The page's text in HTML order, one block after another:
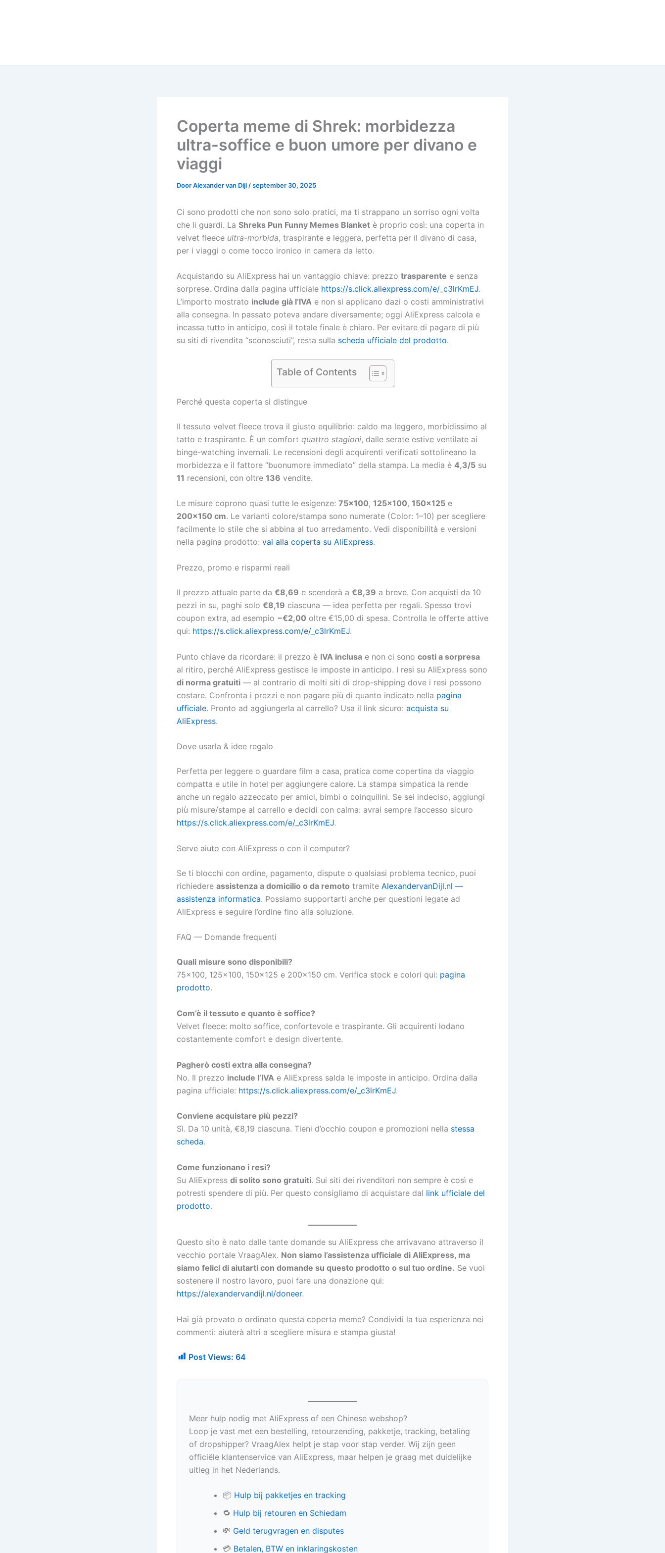
Coperta meme di Shrek: morbidezza
ultra-soffice e buon umore per divano e
viaggi
DoorAlexander van Dijl /september 30, 2025
Ci sono prodotti che non sono solo pratici, ma ti strappano un sorriso ogni volta
che li guardi. La Shreks Pun Funny Memes Blanket è proprio così: una coperta in
velvet fleece ultra-morbida, traspirante e leggera, perfetta per il divano di casa,
per i viaggi o come tocco ironico in camera da letto.
Acquistando su AliExpress hai un vantaggio chiave: prezzo trasparente e senza
sorprese. Ordina dalla pagina ufficiale https://s.click.aliexpress.com/e/_c3lrKmEJ.
L’importo mostrato include già l’IVA e non si applicano dazi o costi amministrativi
alla consegna. In passato poteva andare diversamente; oggi AliExpress calcola e
incassa tutto in anticipo, così il totale finale è chiaro. Per evitare di pagare di più
su siti di rivendita “sconosciuti”, resta sulla scheda ufficiale del prodotto.
Table of Contents
Perché questa coperta si distingue
Il tessuto velvet fleece trova il giusto equilibrio: caldo ma leggero, morbidissimo al
tatto e traspirante. È un comfort quattro stagioni, dalle serate estive ventilate ai
binge-watching invernali. Le recensioni degli acquirenti verificati sottolineano la
morbidezza e il fattore “buonumore immediato” della stampa. La media è 4,3/5 su
11 recensioni, con oltre 136 vendite.
Le misure coprono quasi tutte le esigenze: 75×100, 125×100, 150×125 e
200×150 cm. Le varianti colore/stampa sono numerate (Color: 1–10) per scegliere
facilmente lo stile che si abbina al tuo arredamento. Vedi disponibilità e versioni
nella pagina prodotto: vai alla coperta su AliExpress.
Prezzo, promo e risparmi reali
Il prezzo attuale parte da €8,69 e scenderà a €8,39 a breve. Con acquisti da 10
pezzi in su, paghi solo €8,19 ciascuna — idea perfetta per regali. Spesso trovi
coupon extra, ad esempio −€2,00 oltre €15,00 di spesa. Controlla le offerte attive
qui: https://s.click.aliexpress.com/e/_c3lrKmEJ.
Punto chiave da ricordare: il prezzo è IVA inclusa e non ci sono costi a sorpresa
al ritiro, perché AliExpress gestisce le imposte in anticipo. I resi su AliExpress sono
di norma gratuiti — al contrario di molti siti di drop-shipping dove i resi possono
costare. Confronta i prezzi e non pagare più di quanto indicato nella pagina
ufficiale. Pronto ad aggiungerla al carrello? Usa il link sicuro: acquista su
AliExpress.
Dove usarla & idee regalo
Perfetta per leggere o guardare film a casa, pratica come copertina da viaggio
compatta e utile in hotel per aggiungere calore. La stampa simpatica la rende
anche un regalo azzeccato per amici, bimbi o coinquilini. Se sei indeciso, aggiungi
più misure/stampe al carrello e decidi con calma: avrai sempre l’accesso sicuro
https://s.click.aliexpress.com/e/_c3lrKmEJ.
Serve aiuto con AliExpress o con il computer?
Se ti blocchi con ordine, pagamento, dispute o qualsiasi problema tecnico, puoi
richiedere assistenza a domicilio o da remoto tramite AlexandervanDijl.nl —
assistenza informatica. Possiamo supportarti anche per questioni legate ad
AliExpress e seguire l’ordine fino alla soluzione.
FAQ — Domande frequenti
Quali misure sono disponibili?
75×100, 125×100, 150×125 e 200×150 cm. Verifica stock e colori qui: pagina
prodotto.
Com’è il tessuto e quanto è soffice?
Velvet fleece: molto soffice, confortevole e traspirante. Gli acquirenti lodano
costantemente comfort e design divertente.
Pagherò costi extra alla consegna?
No. Il prezzo include l’IVA e AliExpress salda le imposte in anticipo. Ordina dalla
pagina ufficiale: https://s.click.aliexpress.com/e/_c3lrKmEJ.
Conviene acquistare più pezzi?
Sì. Da 10 unità, €8,19 ciascuna. Tieni d’occhio coupon e promozioni nella stessa
scheda.
Come funzionano i resi?
Su AliExpress di solito sono gratuiti. Sui siti dei rivenditori non sempre è così e
potresti spendere di più. Per questo consigliamo di acquistare dal link ufficiale del
prodotto.
Questo sito è nato dalle tante domande su AliExpress che arrivavano attraverso il
vecchio portale VraagAlex. Non siamo l’assistenza ufficiale di AliExpress, ma
siamo felici di aiutarti con domande su questo prodotto o sul tuo ordine. Se vuoi
sostenere il nostro lavoro, puoi fare una donazione qui:
https://alexandervandijl.nl/doneer.
Hai già provato o ordinato questa coperta meme? Condividi la tua esperienza nei
commenti: aiuterà altri a scegliere misura e stampa giusta!
Post Views: 64
Meer hulp nodig met AliExpress of een Chinese webshop?
Loop je vast met een bestelling, retourzending, pakketje, tracking, betaling
of dropshipper? VraagAlex helpt je stap voor stap verder. Wij zijn geen
officiële klantenservice van AliExpress, maar helpen je graag met duidelijke
uitleg in het Nederlands.
📦 Hulp bij pakketjes en tracking
🔁 Hulp bij retouren en Schiedam
💸 Geld terugvragen en disputes
💳 Betalen, BTW en inklaringskosten